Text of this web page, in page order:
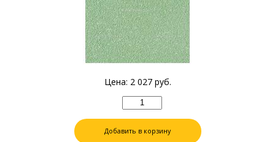
Цена: 2 027руб.
Добавить в корзину